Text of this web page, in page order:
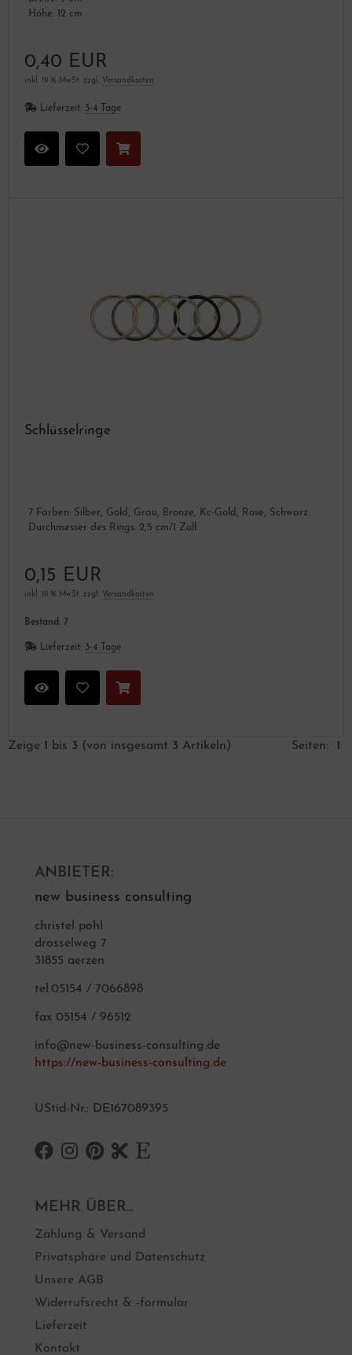
Höhe: 12 cm
0,40 EUR
inkl. 19 % MwSt. zzgl. Versandkosten
Lieferzeit: 3-4 Tage
Schlüsselringe
7 Farben: Silber, Gold, Grau, Bronze, Kc-Gold, Rose, Schwarz.
Durchmesser des Rings: 2,5 cm/1 Zoll.
0,15 EUR
inkl. 19 % MwSt. zzgl. Versandkosten
Bestand: 7
Lieferzeit: 3-4 Tage
Zeige 1 bis 3 (von insgesamt 3 Artikeln) Seiten: 1
ANBIETER:
new business consulting
christel pohl
drosselweg 7
31855 aerzen
tel.05154 / 7066898
fax 05154 / 96512
info@new-business-consulting.de
https://new-business-consulting.de
UStid-Nr.: DE167089395
MEHR ÜBER...
Zahlung & Versand
Privatsphäre und Datenschutz
Unsere AGB
Widerrufsrecht & -formular
Lieferzeit
Kontakt